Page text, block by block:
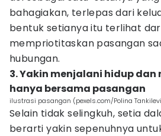
bahagiakan, terlepas dari
bentuk setianya itu terlihat
mempriotitaskan pasangan
hubungan.
3. Yakin menjalani hidup dan
hanya bersama pasangan
ilustrasi pasangan (pexels.com/Polina
Selain tidak selingkuh, setia
berarti yakin sepenuhnya